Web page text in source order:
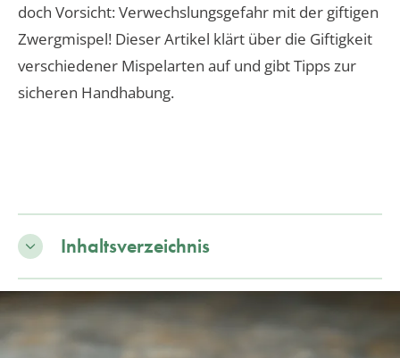
doch Vorsicht: Verwechslungsgefahr mit der giftigen
Zwergmispel! Dieser Artikel klärt über die Giftigkeit
verschiedener Mispelarten auf und gibt Tipps zur
sicheren Handhabung.
Inhaltsverzeichnis